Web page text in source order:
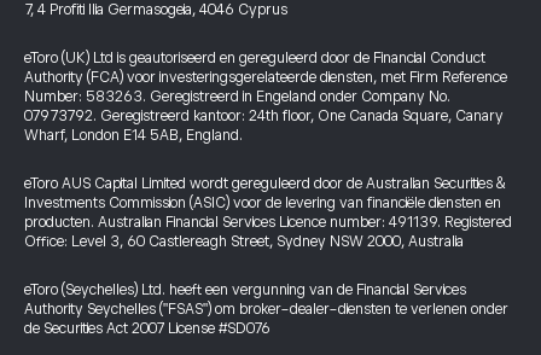
7, 4 Profiti Ilia Germasogeia, 4046 Cyprus
eToro (UK) Ltd is geautoriseerd en gereguleerd door de Financial Conduct
Authority (FCA) voor investeringsgerelateerde diensten, met Firm Reference
Number: 583263. Geregistreerd in Engeland onder Company No.
07973792. Geregistreerd kantoor: 24th floor, One Canada Square, Canary
Wharf, London E14 5AB, England.
eToro AUS Capital Limited wordt gereguleerd door de Australian Securities &
Investments Commission (ASIC) voor de levering van financiële diensten en
producten. Australian Financial Services Licence number: 491139. Registered
Office: Level 3, 60 Castlereagh Street, Sydney NSW 2000, Australia
eToro (Seychelles) Ltd. heeft een vergunning van de Financial Services
Authority Seychelles ("FSAS") om broker-dealer-diensten te verlenen onder
de Securities Act 2007 License #SD076